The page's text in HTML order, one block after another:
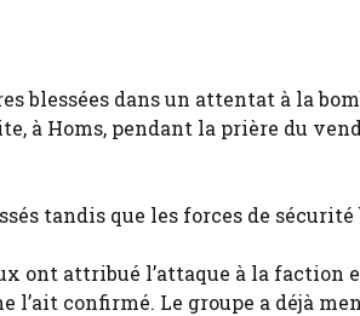
blessées dans un attentat à la
à Homs, pendant la prière du
tandis que les forces de
ont attribué l’attaque à la
l’ait confirmé. Le groupe a déjà